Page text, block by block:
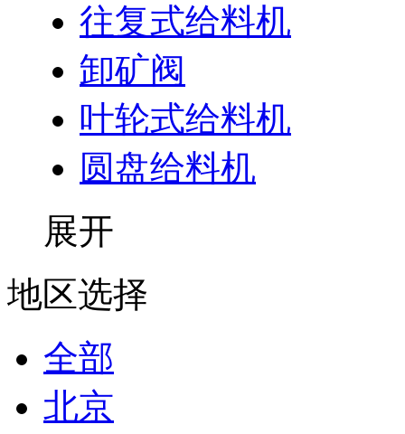
往复式给料机
卸矿阀
叶轮式给料机
圆盘给料机
展开
地区选择
全部
北京